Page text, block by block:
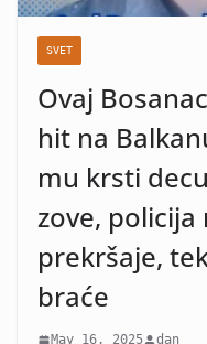
SVET
Ovaj
hit na
mu krsti
zove,
prekršaje,
braće
May 16, 2025 dan